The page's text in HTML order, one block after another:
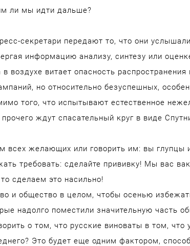
ли мы идти дальше?
секретари передают то, что они
информацию анализу, синтезу или
воздухе витает опасность распространения
но относительно безуспешных,
того, что испытывают естественное
ждут спасательный круг в виде
всех желающих или говорить им: вы глупцы
требовать: сделайте прививку! Мы вас
сделаем это насильно!
и общество в целом, чтобы осенью
надолго поместили значительную часть
о том, что русские виноваты в том, что
Это будет еще одним фактором,